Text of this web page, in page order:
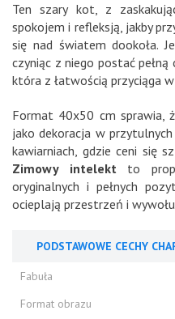
Ten szary kot, z
spokojem i refleksją, jakby
się nad światem dookoła.
czyniąc z niego postać
która z łatwością przyciąga
Format 40x50 cm sprawia,
jako dekoracja w
kawiarniach, gdzie ceni się
Zimowy intelektto
oryginalnych i pełnych
ocieplają przestrzeń i
PODSTAWOWE CECHY
Fabuła
Format obrazu